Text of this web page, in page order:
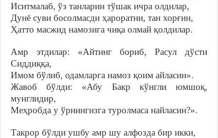
Иситмалаб, ўз танларин тўшак ичра олдилар,
Дунё суви босолмасди ҳароратни, тан хорғин,
Ҳатто масжид намозига чиқа олмай қолдилар.
Амр этдилар: «Айтинг бориб, Расул дўсти
Сиддиққа,
Имом бўлиб, одамларга намоз қоим айласин».
Жавоб бўлди: «Абу Бакр кўнгли юмшоқ,
мунглидир,
Меҳробда у ўрнингизга туролмаса найласин?».
Такрор бўлди ушбу амр шу алфозда бир икки,